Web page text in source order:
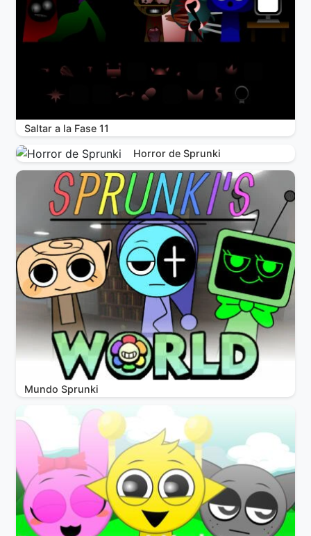
Saltar a la Fase 11
Horror de Sprunki
Mundo Sprunki